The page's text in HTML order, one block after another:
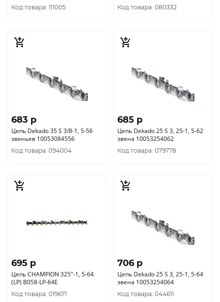
Код товара: 111005 Код товара: 080332
683 p
Цепь Dekado 35 S 3/8-1, 5-56
звеньев 10053084556
Код товара: 094004
685 p
Цепь Dekado 25 S 3, 25-1, 5-62
звена 10053254062
Код товара: 079778
695 p
Цепь CHAMPION 325"-1, 5-64
(LP) B058-LP-64E
Код товара: 019671
706 p
Цепь Dekado 25 S 3, 25-1, 5-64
звена 10053254064
Код товара: 044611